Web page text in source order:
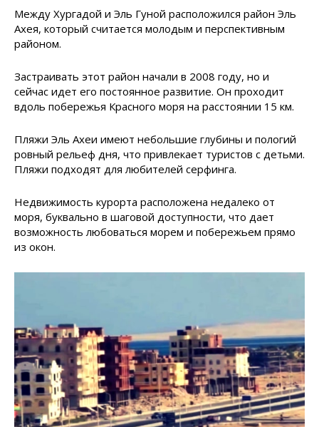
Между Хургадой и Эль Гуной расположился район Эль
Ахея, который считается молодым и перспективным
районом.
Застраивать этот район начали в 2008 году, но и
сейчас идет его постоянное развитие. Он проходит
вдоль побережья Красного моря на расстоянии 15 км.
Пляжи Эль Ахеи имеют небольшие глубины и пологий
ровный рельеф дня, что привлекает туристов с детьми.
Пляжи подходят для любителей серфинга.
Недвижимость курорта расположена недалеко от
моря, буквально в шаговой доступности, что дает
возможность любоваться морем и побережьем прямо
из окон.